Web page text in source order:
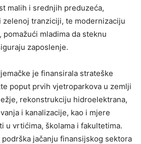
malih i srednjih preduzeća,
zelenoj tranziciji, te modernizaciju
mladima da steknu
zaposlenje.
je finansirala strateške
poput prvih vjetroparkova u zemlji
rekonstrukciju hidroelektrana,
i kanalizacije, kao i mjere
u vrtićima, školama i fakultetima.
jačanju finansijskog sektora